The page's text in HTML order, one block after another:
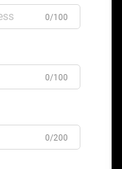
0/100
0/100
0/200